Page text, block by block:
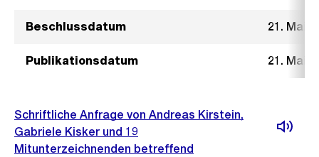
Beschlussdatum 21. Mai
Publikationsdatum 21. Mai
Schriftliche Anfrage von Andreas Kirstein,
Gabriele Kisker und 19
Mitunterzeichnenden betreffend